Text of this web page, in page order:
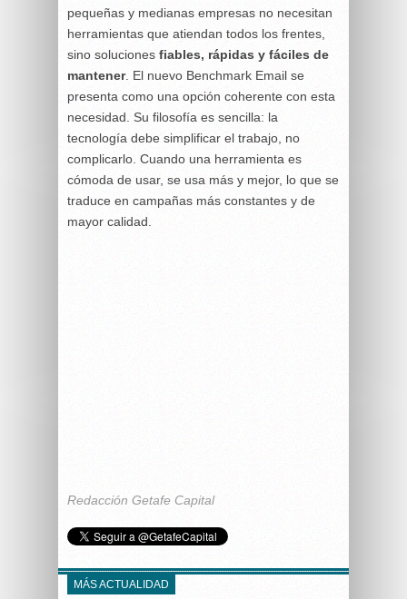
pequeñas y medianas empresas no necesitan
herramientas que atiendan todos los frentes,
sino soluciones fiables, rápidas y fáciles de
mantener. El nuevo Benchmark Email se
presenta como una opción coherente con esta
necesidad. Su filosofía es sencilla: la
tecnología debe simplificar el trabajo, no
complicarlo. Cuando una herramienta es
cómoda de usar, se usa más y mejor, lo que se
traduce en campañas más constantes y de
mayor calidad.
Redacción Getafe Capital
MÁS ACTUALIDAD